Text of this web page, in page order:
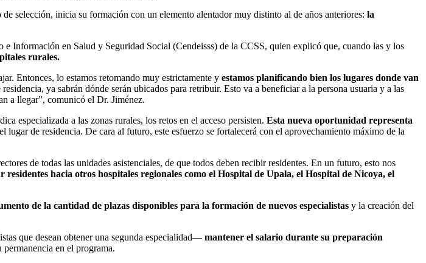
selección, inicia su formación con un elemento alentador muy distinto al de años anteriores: la
en Salud y Seguridad Social (Cendeisss) de la CCSS, quien explicó que, cuando las y los
rurales.
Entonces, lo estamos retomando muy estrictamente y estamos planificando bien los lugares donde van
ya sabrán dónde serán ubicados para retribuir. Esto va a beneficiar a la persona usuaria y a las
a llegar”, comunicó el Dr. Jiménez.
especializada a las zonas rurales, los retos en el acceso persisten. Esta nueva oportunidad representa
lugar de residencia. De cara al futuro, este esfuerzo se fortalecerá con el aprovechamiento máximo de la
de todas las unidades asistenciales, de que todos deben recibir residentes. En un futuro, esto nos
residentes hacia otros hospitales regionales como el Hospital de Upala, el Hospital de Nicoya, el
de la cantidad de plazas disponibles para la formación de nuevos especialistas y la creación del
que desean obtener una segunda especialidad— mantener el salario durante su preparación
en el programa.